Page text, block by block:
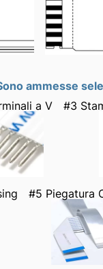
ammesse
a V #3
#5 Piegatura